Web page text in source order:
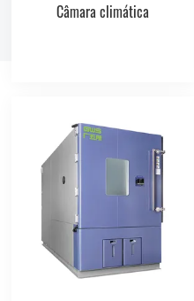
Câmara climática